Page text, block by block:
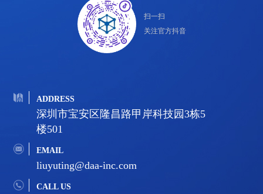
扫一扫
关注官方抖音
ADDRESS
深圳市宝安区隆昌路甲岸科技园3栋5
楼501
EMAIL
liuyuting@daa-inc.com
CALL US